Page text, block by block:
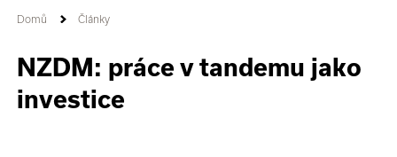
Domů Články
NZDM: práce v tandemu jako
investice